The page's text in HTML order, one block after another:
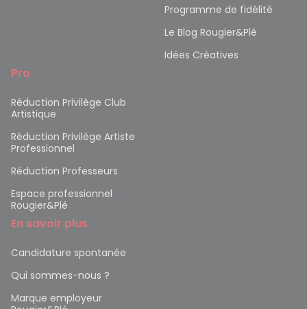
Programme de fidélité
Le Blog Rougier&Plé
Idées Créatives
Pro
Réduction Privilège Club
Artistique
Réduction Privilège Artiste
Professionnel
Réduction Professeurs
Espace professionnel
Rougier&Plé
En savoir plus
Candidature spontanée
Qui sommes-nous ?
Marque employeur